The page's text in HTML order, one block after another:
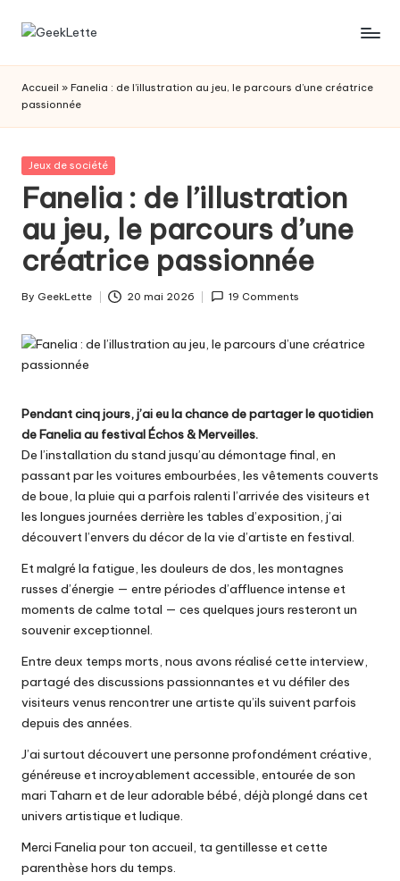
Skip
G
e
e
k
L
e
t
t
e
les
société
Accueil » Fanelia : de l’illustration au jeu, le parcours d’une créatrice
passionnée
Posted
Jeux de société
Fanelia : de l’illustration
au jeu, le parcours d’une
créatrice passionnée
Posted
By GeekLette 20 mai 2026 19 Comments
Pendant cinq jours, j’ai eu la chance de partager le quotidien
de Fanelia au festivalÉchos & Merveilles.
De l’installation du stand jusqu’au démontage final, en
passant par les voitures embourbées, les vêtements couverts
de boue, la pluie qui a parfois ralenti l’arrivée des visiteurs et
les longues journées derrière les tables d’exposition, j’ai
découvert l’envers du décor de la vie d’artiste en festival.
Et malgré la fatigue, les douleurs de dos, les montagnes
russes d’énergie — entre périodes d’affluence intense et
moments de calme total — ces quelques jours resteront un
souvenir exceptionnel.
Entre deux temps morts, nous avons réalisé cette interview,
partagé des discussions passionnantes et vu défiler des
visiteurs venus rencontrer une artiste qu’ils suivent parfois
depuis des années.
J’ai surtout découvert une personne profondément créative,
généreuse et incroyablement accessible, entourée de son
mari Taharn et de leur adorable bébé, déjà plongé dans cet
univers artistique et ludique.
Merci Fanelia pour ton accueil, ta gentillesse et cette
parenthèse hors du temps.